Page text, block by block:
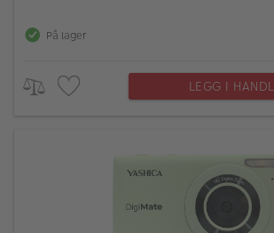
På lager
LEGG I